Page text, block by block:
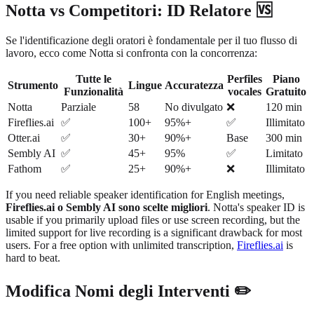
Notta vs Competitori: ID Relatore 🆚
Se l'identificazione degli oratori è fondamentale per il tuo flusso di
lavoro, ecco come Notta si confronta con la concorrenza:
Strumento
Tutte le
Funzionalità
Lingue Accuratezza
Perfiles
vocales
Piano
Gratuito
Notta
Parziale 58 No divulgato ❌
120 min
Fireflies.ai ✅ 100+ 95%+ ✅
Illimitato
Otter.ai
✅ 30+ 90%+ Base
300 min
Sembly AI ✅ 45+ 95% ✅
Limitato
Fathom
✅ 25+ 90%+ ❌ Illimitato
If you need reliable speaker identification for English meetings,
Fireflies.ai o Sembly AI sono scelte migliori. Notta's speaker ID is
usable if you primarily upload files or use screen recording, but the
limited support for live recording is a significant drawback for most
users. For a free option with unlimited transcription, Fireflies.ai is
hard to beat.
Modifica Nomi degli Interventi ✏️